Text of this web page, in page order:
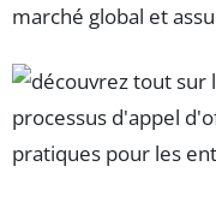
marché global et